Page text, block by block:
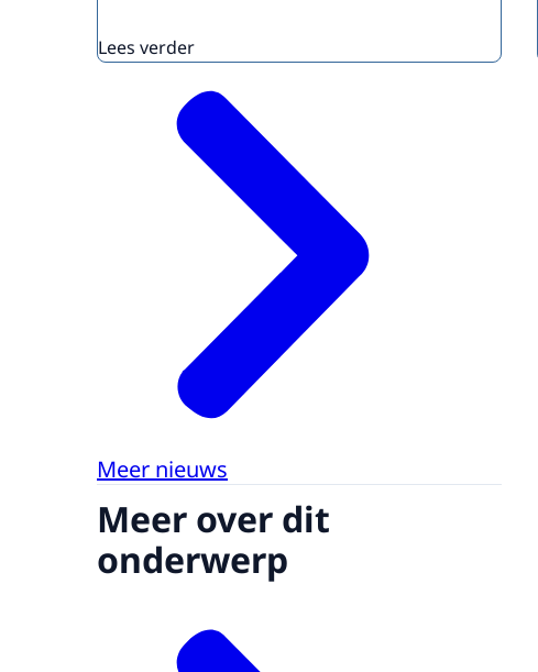
Lees verder
Meer nieuws
Meer over dit
onderwerp